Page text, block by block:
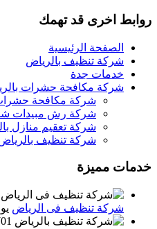
روابط اخرى قد تهمك
الصفحة الرئيسية
شركة تنظيف بالرياض
خدمات جدة
شركة مكافحة حشرات
شركة مكافحة
شركة رش مبيدات
شركة تعقيم منازل
شركة تنظيف
خدمات مميزة
شركة تنظيف فى الرياض